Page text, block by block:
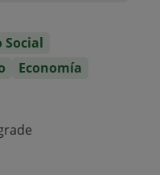
Social
Economía